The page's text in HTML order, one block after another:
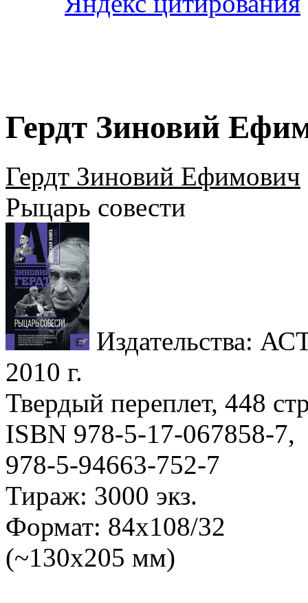
Гердт Зиновий
Гердт Зиновий Ефимович
Рыцарь совести
Издательства:
2010 г.
Твердый переплет, 448
ISBN 978-5-17-067858-7,
978-5-94663-752-7
Тираж: 3000 экз.
Формат: 84x108/32
(~130х205 мм)